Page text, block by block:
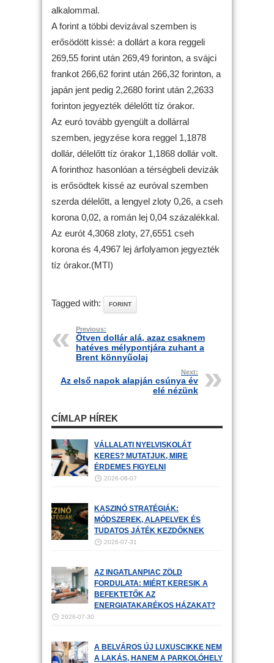
alkalommal.
A forint a többi devizával szemben is
erősödött kissé: a dollárt a kora reggeli
269,55 forint után 269,49 forinton, a svájci
frankot 266,62 forint után 266,32 forinton, a
japán jent pedig 2,2680 forint után 2,2633
forinton jegyezték délelőtt tíz órakor.
Az euró tovább gyengült a dollárral
szemben, jegyzése kora reggel 1,1878
dollár, délelőtt tíz órakor 1,1868 dollár volt.
A forinthoz hasonlóan a térségbeli devizák
is erősödtek kissé az euróval szemben
szerda délelőtt, a lengyel zloty 0,26, a cseh
korona 0,02, a román lej 0,04 százalékkal.
Az eurót 4,3068 zloty, 27,6551 cseh
korona és 4,4967 lej árfolyamon jegyezték
tíz órakor.(MTI)
Tagged with: FORINT
Previous:
Ötven dollár alá, azaz csaknem
hatéves mélypontjára zuhant a
Brent könnyűolaj
Next:
Az első napok alapján csúnya év
elé nézünk
CÍMLAP HÍREK
VÁLLALATI NYELVISKOLÁT
KERES? MUTATJUK, MIRE
ÉRDEMES FIGYELNI
2026-08-07
KASZINÓ STRATÉGIÁK:
MÓDSZEREK, ALAPELVEK ÉS
TUDATOS JÁTÉK KEZDŐKNEK
2026-07-31
AZ INGATLANPIAC ZÖLD
FORDULATA: MIÉRT KERESIK A
BEFEKTETŐK AZ
ENERGIATAKARÉKOS HÁZAKAT?
2026-07-30
A BELVÁROS ÚJ LUXUSCIKKE NEM
A LAKÁS, HANEM A PARKOLÓHELY